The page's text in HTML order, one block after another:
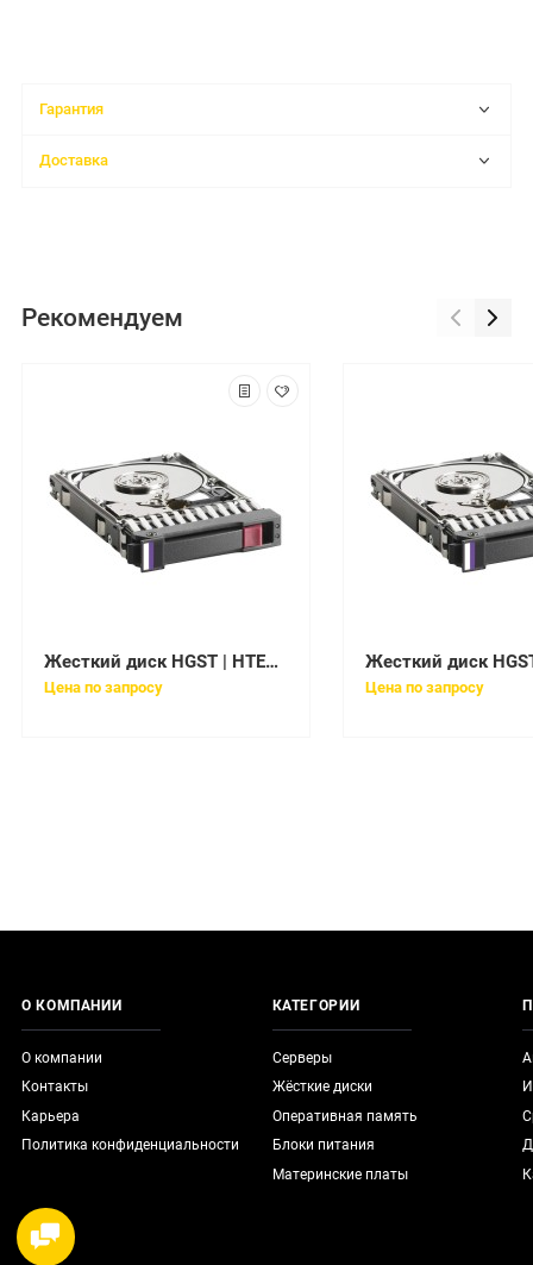
Гарантия
Доставка
Рекомендуем
Жесткий диск HGST | HTE543232A7A384 | 320 Gb / HDD / SATAII / 2.5" / 5400 rpm / 8 Mb
Цена по запросу Цена по запросу
О КОМПАНИИ
О компании
Контакты
Карьера
Политика конфиденциальности
КАТЕГОРИИ
Серверы
Жёсткие диски
Оперативная память
Блоки питания
Материнские платы